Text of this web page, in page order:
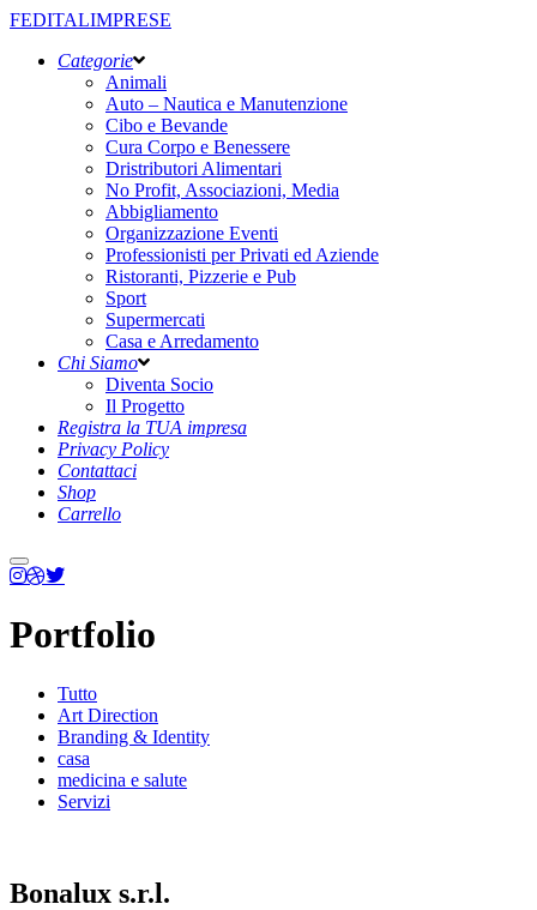
FEDITALIMPRESE
Categorie
Animali
Auto – Nautica e Manutenzione
Cibo e Bevande
Cura Corpo e Benessere
Dristributori Alimentari
No Profit, Associazioni, Media
Abbigliamento
Organizzazione Eventi
Professionisti per Privati ed Aziende
Ristoranti, Pizzerie e Pub
Sport
Supermercati
Casa e Arredamento
Chi Siamo
Diventa Socio
Il Progetto
Registra la TUA impresa
Privacy Policy
Contattaci
Shop
Carrello
Menu
principale
Portfolio
Tutto
Art Direction
Branding & Identity
casa
medicina e salute
Servizi
Bonalux s.r.l.